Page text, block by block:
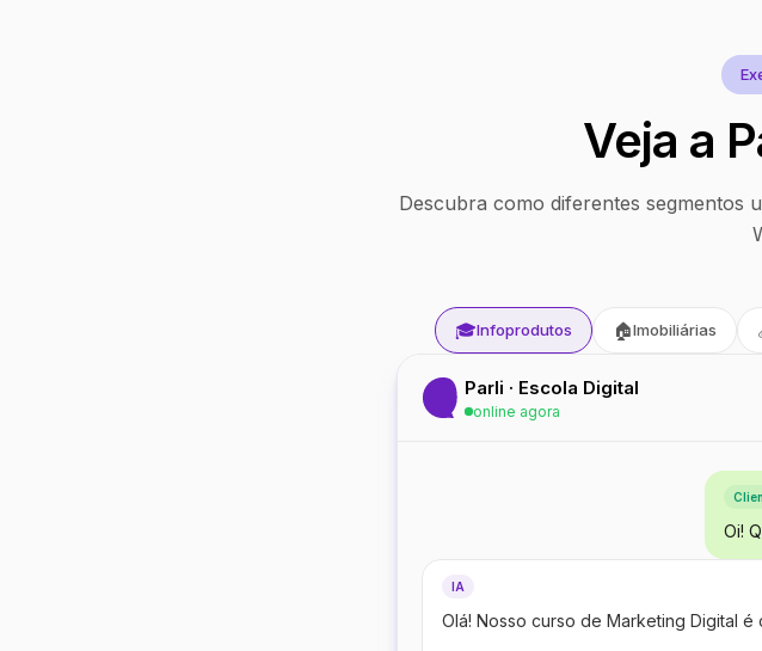
Veja a
Descubra como diferentes segmentos
🎓Infoprodutos 🏠Imobiliárias
Parli · Escola Digital
online agora
Oi!
IA
Olá! Nosso curso de Marketing Digital é